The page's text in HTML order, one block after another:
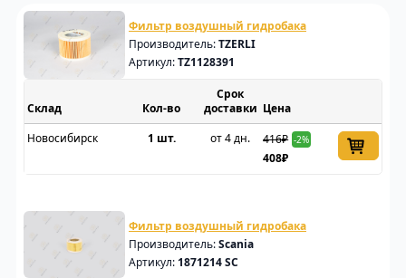
Фильтр воздушный гидробака
Производитель:TZERLI
Артикул:TZ1128391
Склад
Срок
доставки Цена
Новосибирск
1 шт. от 4 дн. 416₽ -2%
408₽
Фильтр воздушный гидробака
Производитель:Scania
Артикул: 1871214 SC